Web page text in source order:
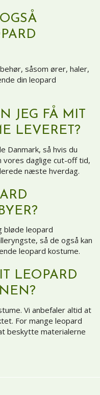
såsom ører, haler,
din leopard
JEG FÅ MIT
LEVERET?
Danmark, så hvis du
vores daglige cut-off tid,
næste hverdag.
bløde leopard
så de også kan
leopard kostume.
LEOPARD
Vi anbefaler altid at
For mange leopard
beskytte materialerne